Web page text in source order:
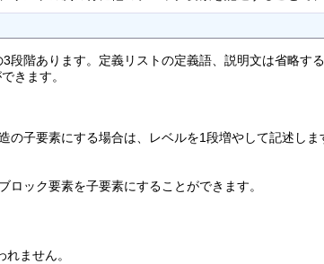
階あります。定義リストの定義語、説明文は省略す
きます。
子要素にする場合は、レベルを1段増やして記述し
ック要素を子要素にすることができます。
ません。